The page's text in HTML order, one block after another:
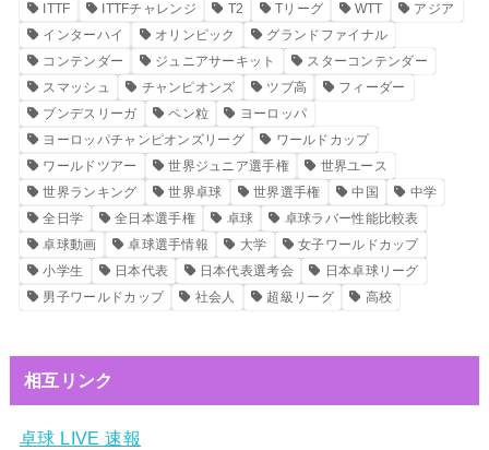
ITTF ITTFチャレンジ T2 Tリーグ WTT
アジア
インターハイ
オリンピック
グランドファイナル
コンテンダー
ジュニアサーキット
スターコンテンダー
スマッシュ
チャンピオンズ ツブ高
フィーダー
ブンデスリーガ
ペン粒
ヨーロッパ
ヨーロッパチャンピオンズリーグ
ワールドカップ
ワールドツアー
世界ジュニア選手権
世界ユース
世界ランキング
世界卓球 世界選手権 中国
中学
全日学
全日本選手権 卓球
卓球ラバー性能比較表
卓球動画
卓球選手情報 大学
女子ワールドカップ
小学生
日本代表 日本代表選考会
日本卓球リーグ
男子ワールドカップ
社会人 超級リーグ 高校
相互リンク
卓球 LIVE 速報